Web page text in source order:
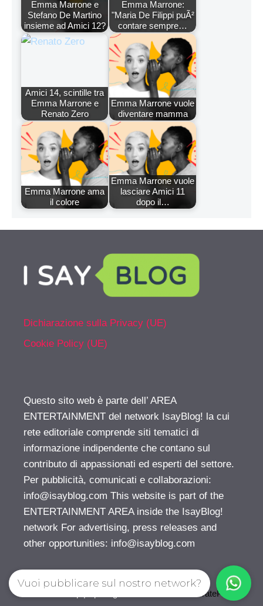
Emma Marrone e
Stefano De Martino
insieme ad Amici 12?
Emma Marrone:
"Maria De Filippi puÃ²
contare sempre…
Amici 14, scintille tra
Emma Marrone e
Renato Zero
Emma Marrone vuole
diventare mamma
Emma Marrone ama
il colore
Emma Marrone vuole
lasciare Amici 11
dopo il…
Dichiarazione sulla Privacy (UE)
Cookie Policy (UE)
Questo sito web è parte dell’ AREA
ENTERTAINMENT del network IsayBlog! la cui
rete editoriale comprende siti tematici di
informazione indipendente che contano sul
contributo di appassionati ed esperti del settore.
Per pubblicità, comunicati e collaborazioni:
info@isayblog.com This website is part of the
ENTERTAINMENT AREA inside the IsayBlog!
network For advertising, press releases and
other opportunities: info@isayblog.com
GeneratePress
Vuoi pubblicare sul nostro network?